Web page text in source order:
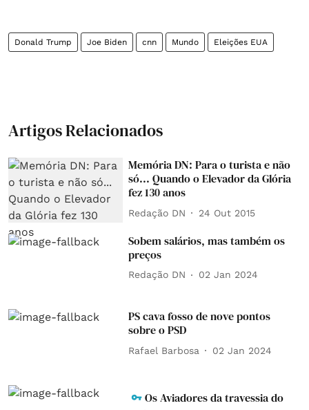
Donald Trump Joe Biden cnn Mundo Eleições EUA
Artigos Relacionados
Memória DN: Para o turista e não
só... Quando o Elevador da Glória
fez 130 anos
Redação DN 24 Out 2015
Sobem salários, mas também os
preços
Redação DN 02 Jan 2024
PS cava fosso de nove pontos
sobre o PSD
Rafael Barbosa 02 Jan 2024
Os Aviadores da travessia do